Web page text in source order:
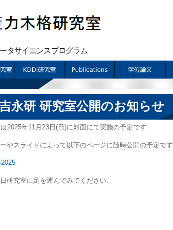
永研 研究室公開のお知らせ
2025年11月23日(日)に対面にて実施の予定です.
やスライドによって以下のページに随時公開の予定です.
研究室に足を運んでみてください.